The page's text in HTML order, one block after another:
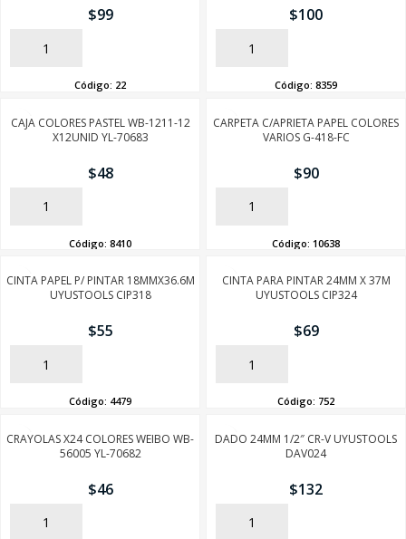
$99
AÑADIR
Código: 22
$100
AÑADIR
Código: 8359
CAJA COLORES PASTEL WB-1211-12
X12UNID YL-70683
$48
AÑADIR
Código: 8410
CARPETA C/APRIETA PAPEL COLORES
VARIOS G-418-FC
$90
AÑADIR
Código: 10638
CINTA PAPEL P/ PINTAR 18MMX36.6M
UYUSTOOLS CIP318
$55
AÑADIR
Código: 4479
CINTA PARA PINTAR 24MM X 37M
UYUSTOOLS CIP324
$69
AÑADIR
Código: 752
CRAYOLAS X24 COLORES WEIBO WB-
56005 YL-70682
$46
AÑADIR
DADO 24MM 1/2″ CR-V UYUSTOOLS
DAV024
$132
AÑADIR